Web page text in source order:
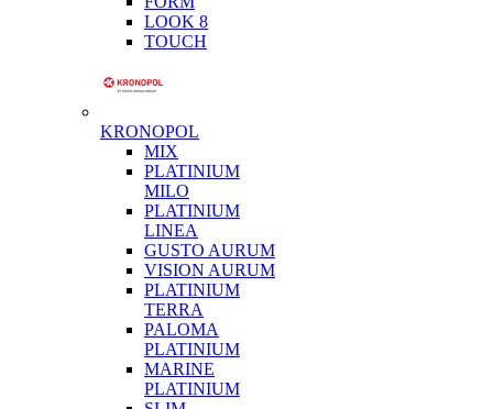
LOOK 8
TOUCH
KRONOPOL
MIX
PLATINIUM
MILO
PLATINIUM
LINEA
GUSTO AURUM
VISION AURUM
PLATINIUM
TERRA
PALOMA
PLATINIUM
MARINE
PLATINIUM